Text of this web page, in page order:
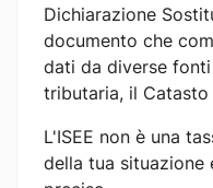
Dichiarazione
documento che
dati da diverse
tributaria, il
L'ISEE non è una
della tua situazione